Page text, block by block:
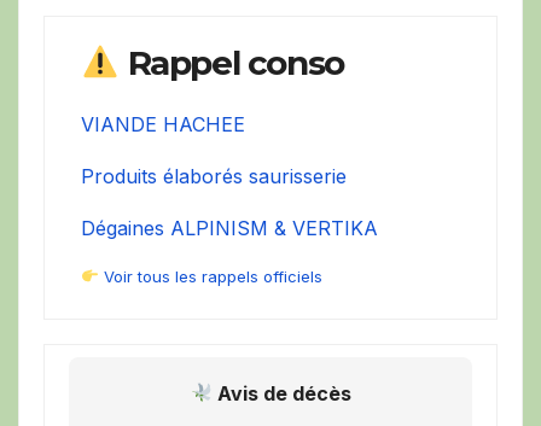
Rappel conso
VIANDE HACHEE
Produits élaborés saurisserie
Dégaines ALPINISM & VERTIKA
Voir tous les rappels officiels
Avis de décès